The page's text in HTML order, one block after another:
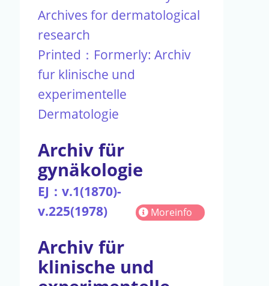
Archives for dermatological
research
Printed：Formerly: Archiv
fur klinische und
experimentelle
Dermatologie
Archiv für
gynäkologie
EJ：v.1(1870)-
v.225(1978)
Moreinfo
Archiv für
klinische und